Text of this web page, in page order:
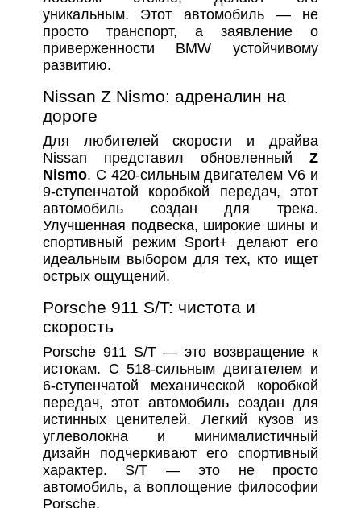
уникальным. Этот автомобиль — не
просто транспорт, а заявление о
приверженности BMW устойчивому
развитию.
Nissan Z Nismo: адреналин на
дороге
Для любителей скорости и драйва
Nissan представил обновленныйZ
Nismo. С 420-сильным двигателем V6 и
9-ступенчатой коробкой передач, этот
автомобиль создан для трека.
Улучшенная подвеска, широкие шины и
спортивный режим Sport+ делают его
идеальным выбором для тех, кто ищет
острых ощущений.
Porsche 911 S/T: чистота и
скорость
Porsche 911 S/T — это возвращение к
истокам. С 518-сильным двигателем и
6-ступенчатой механической коробкой
передач, этот автомобиль создан для
истинных ценителей. Легкий кузов из
углеволокна и минималистичный
дизайн подчеркивают его спортивный
характер. S/T — это не просто
автомобиль, а воплощение философии
Porsche.